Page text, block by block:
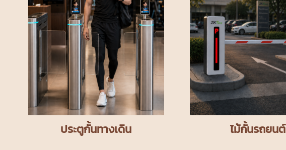
ประตูกั้นทางเดิน ไม้กั้นรถยนต์